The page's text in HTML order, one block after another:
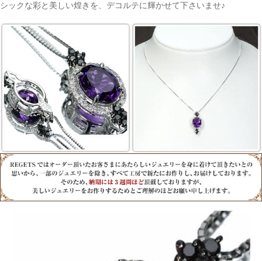
シックな彩と美しい煌きを、デコルテに輝かせて下さいませ♪
ご注文手続き
カートを見る
お買い物を続ける